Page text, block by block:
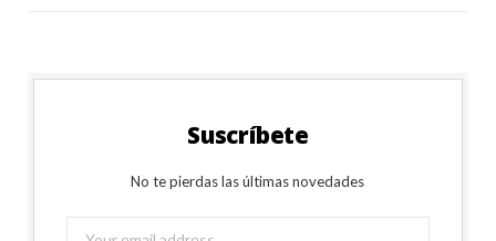
Suscríbete
No te pierdas las últimas novedades